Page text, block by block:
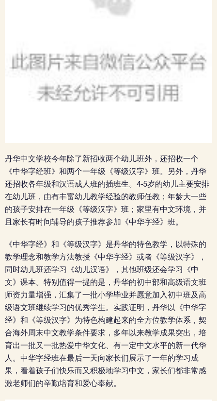
丹华中文学校今年除了新招收两个幼儿班外，还招收一个
《中华字经班》和两个一年级《等级汉字》班。另外，丹华
还招收各年级和汉语成人班的插班生。4-5岁的幼儿主要安排
在幼儿班，由有丰富幼儿教学经验的教师任教；年龄大一些
的孩子安排在一年级《等级汉字》班；家里有中文环境，并
且家长有时间辅导的孩子推荐参加《中华字经》班。
《中华字经》和《等级汉字》是丹华的特色教学，以特殊的
教学理念和教学方法教授《中华字经》或者《等级汉字》，
同时幼儿班还学习《幼儿汉语》，其他班级还会学习《中
文》课本。特别值得一提的是，丹华的初中部和高级语文班
师资力量增强，汇集了一批小学毕业并愿意加入初中班及高
级语文班继续学习的优秀学生。实践证明，丹华以《中华字
经》和《等级汉字》为特色构建起来的全方位教学体系，契
合海外周末中文教学条件要求，多年以来教学成果突出，培
育出一批又一批热爱中华文化、有一定中文水平的新一代华
人。中华字经班在最后一天向家长们展示了一年的学习成
果，看着孩子们快乐而又积极地学习中文，家长们都非常感
激老师们的辛勤培育和爱心奉献。